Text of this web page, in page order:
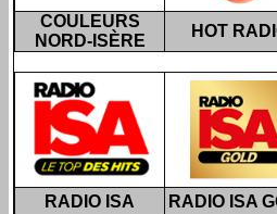
COULEURS
NORD-ISÈRE
HOT
RADIO ISA RADIO ISA